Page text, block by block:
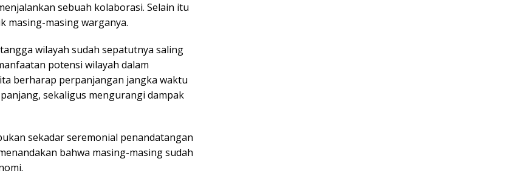
sebuah kolaborasi. Selain itu
masing-masing warganya.
wilayah sudah sepatutnya saling
potensi wilayah dalam
berharap perpanjangan jangka waktu
sekaligus mengurangi dampak
sekadar seremonial penandatangan
bahwa masing-masing sudah